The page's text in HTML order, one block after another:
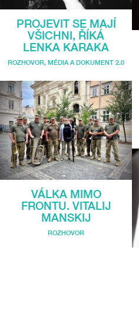
PROJEVIT SE MAJÍ
VŠICHNI, ŘÍKÁ
LENKA KARAKA
ROZHOVOR, MÉDIA A DOKUMENT 2.0
VÁLKA MIMO
FRONTU. VITALIJ
MANSKIJ
ROZHOVOR